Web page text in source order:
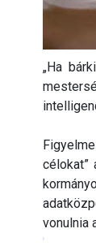
„Ha
célokat”
vonulnia